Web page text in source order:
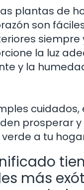
plantas de
son
siempre
la luz
y la
cuidados,
prosperar
a tu
más